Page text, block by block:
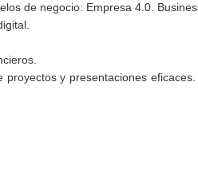
de negocio: Empresa 4.0.
y presentaciones